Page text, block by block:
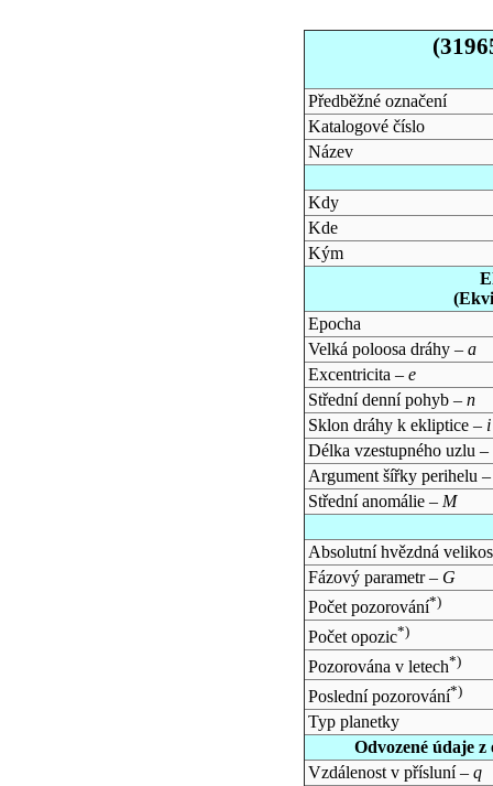
Předběžné označení
Katalogové číslo
Název
Kdy
Kde
Kým
Epocha
Velká poloosa dráhy – a
Excentricita – e
Střední denní pohyb – n
Sklon dráhy k ekliptice – i
Délka vzestupného uzlu –
Argument šířky perihelu
Střední anomálie – M
Absolutní hvězdná
Fázový parametr – G
Počet pozorování*)
Počet opozic*)
Pozorována v letech*)
Poslední pozorování*)
Typ planetky
Odvozené údaje
Vzdálenost v přísluní – q